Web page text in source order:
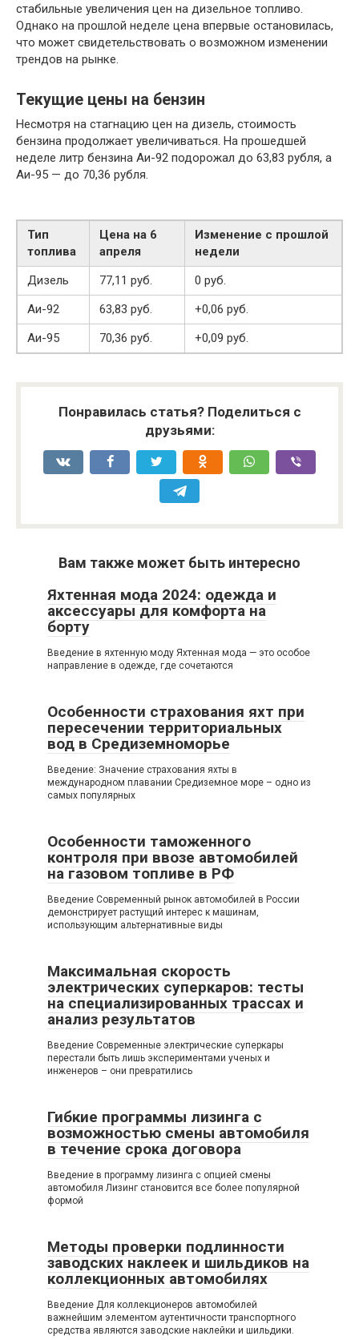
стабильные увеличения цен на дизельное топливо.
Однако на прошлой неделе цена впервые остановилась,
что может свидетельствовать о возможном изменении
трендов на рынке.
Текущие цены на бензин
Несмотря на стагнацию цен на дизель, стоимость
бензина продолжает увеличиваться. На прошедшей
неделе литр бензина Аи-92 подорожал до 63,83 рубля, а
Аи-95 — до 70,36 рубля.
Тип
топлива
Цена на 6
апреля
Изменение с прошлой
недели
Дизель
77,11 руб.
0 руб.
Аи-92
63,83 руб.
+0,06 руб.
Аи-95
70,36 руб. +0,09 руб.
Понравилась статья? Поделиться с
друзьями:
Вам также может быть интересно
Яхтенная мода 2024: одежда и
аксессуары для комфорта на
борту
Введение в яхтенную моду Яхтенная мода — это особое
направление в одежде, где сочетаются
Особенности страхования яхт при
пересечении территориальных
вод в Средиземноморье
Введение: Значение страхования яхты в
международном плавании Средиземное море – одно из
самых популярных
Особенности таможенного
контроля при ввозе автомобилей
на газовом топливе в РФ
Введение Современный рынок автомобилей в России
демонстрирует растущий интерес к машинам,
использующим альтернативные виды
Максимальная скорость
электрических суперкаров: тесты
на специализированных трассах и
анализ результатов
Введение Современные электрические суперкары
перестали быть лишь экспериментами ученых и
инженеров – они превратились
Гибкие программы лизинга с
возможностью смены автомобиля
в течение срока договора
Введение в программу лизинга с опцией смены
автомобиля Лизинг становится все более популярной
формой
Методы проверки подлинности
заводских наклеек и шильдиков на
коллекционных автомобилях
Введение Для коллекционеров автомобилей
важнейшим элементом аутентичности транспортного
средства являются заводские наклейки и шильдики.